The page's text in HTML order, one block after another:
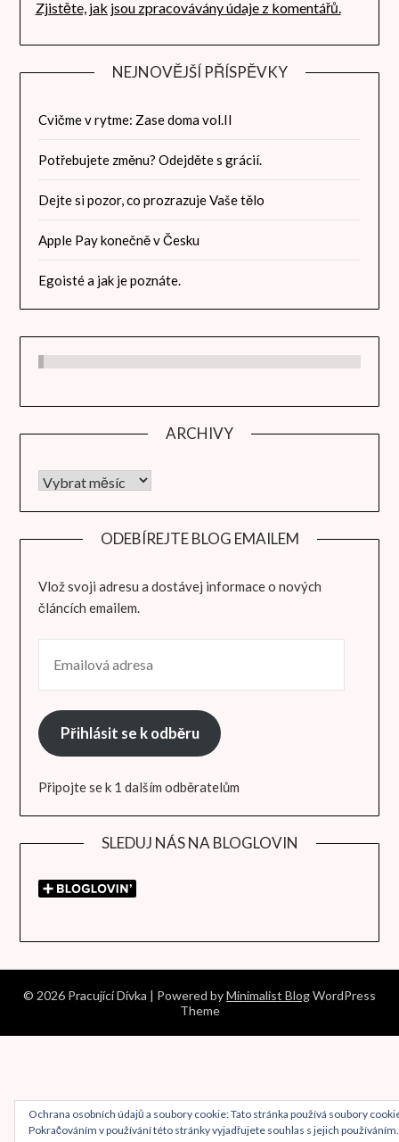
Zjistěte, jak jsou zpracovávány údaje z komentářů.
NEJNOVĚJŠÍ PŘÍSPĚVKY
Cvičme v rytme: Zase doma vol.II
Potřebujete změnu? Odejděte s grácií.
Dejte si pozor, co prozrazuje Vaše tělo
Apple Pay konečně v Česku
Egoisté a jak je poznáte.
ARCHIVY
Archivy
ODEBÍREJTE BLOG EMAILEM
Vlož svoji adresu a dostávej informace o nových
článcích emailem.
Přihlásit se k odběru
Připojte se k 1 dalším odběratelům
SLEDUJ NÁS NA BLOGLOVIN
© 2026 Pracující Dívka | Powered byMinimalist BlogWordPress
Theme
Ochrana osobních údajů a soubory cookie: Tato stránka používá soubory
Pokračováním v používání této stránky vyjadřujete souhlas s jejich používáním.